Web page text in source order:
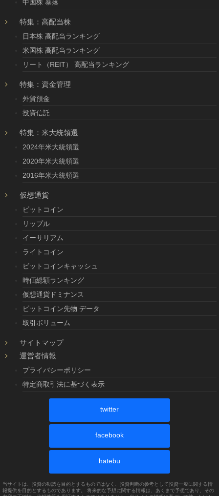
中国株 暴落
特集：高配当株
日本株 高配当ランキング
米国株 高配当ランキング
リート（REIT） 高配当ランキング
特集：資金管理
外貨預金
投資信託
特集：米大統領選
2024年米大統領選
2020年米大統領選
2016年米大統領選
仮想通貨
ビットコイン
リップル
イーサリアム
ライトコイン
ビットコインキャッシュ
時価総額ランキング
仮想通貨ドミナンス
ビットコイン先物 データ
取引ボリューム
サイトマップ
運営者情報
プライバシーポリシー
特定商取引法に基づく表示
twitter
facebook
hatebu
当サイトは、投資の勧誘を目的とするものではなく、投資判断の参考として投資一般に関する情
報提供を目的とするものであります。 将来的な予想に関する情報は、あくまで予想であり、その